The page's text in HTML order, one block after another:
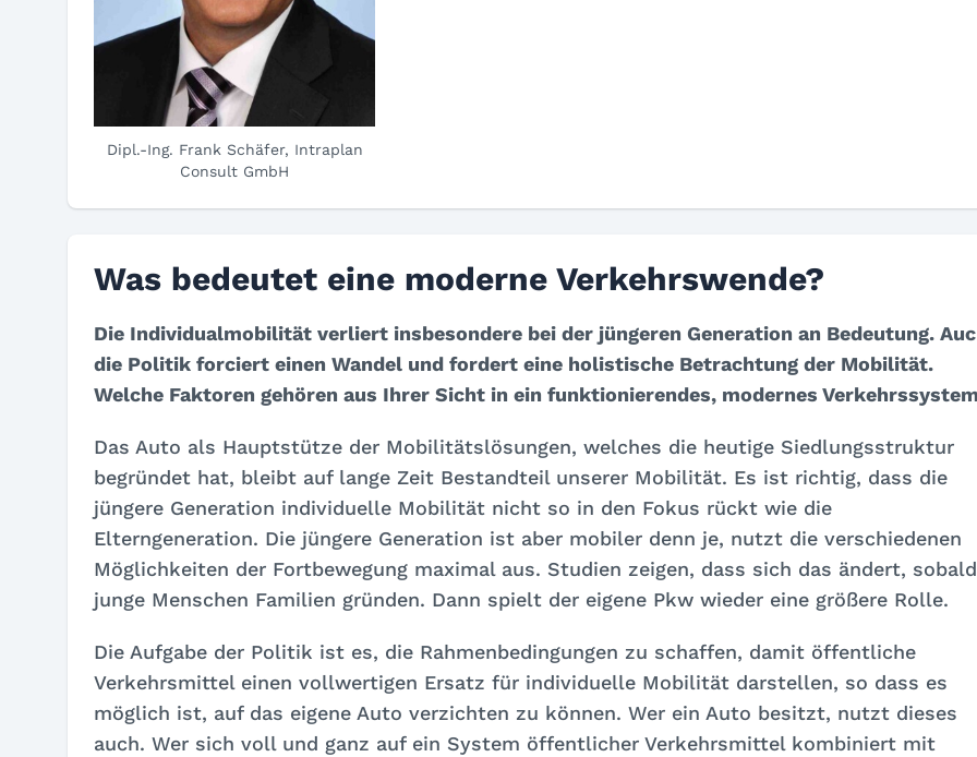
Dipl.-Ing. Frank Schäfer, Intraplan
Consult GmbH
Was bedeutet eine moderne Verkehrswende?
Die Individualmobilität verliert insbesondere bei der jüngeren Generation an Bedeutung.
die Politik forciert einen Wandel und fordert eine holistische Betrachtung der Mobilität.
Welche Faktoren gehören aus Ihrer Sicht in ein funktionierendes, modernes
Das Auto als Hauptstütze der Mobilitätslösungen, welches die heutige Siedlungsstruktur
begründet hat, bleibt auf lange Zeit Bestandteil unserer Mobilität. Es ist richtig, dass die
jüngere Generation individuelle Mobilität nicht so in den Fokus rückt wie die
Elterngeneration. Die jüngere Generation ist aber mobiler denn je, nutzt die verschiedenen
Möglichkeiten der Fortbewegung maximal aus. Studien zeigen, dass sich das ändert, sobald
junge Menschen Familien gründen. Dann spielt der eigene Pkw wieder eine größere Rolle.
Die Aufgabe der Politik ist es, die Rahmenbedingungen zu schaffen, damit öffentliche
Verkehrsmittel einen vollwertigen Ersatz für individuelle Mobilität darstellen, so dass es
möglich ist, auf das eigene Auto verzichten zu können. Wer ein Auto besitzt, nutzt dieses
auch. Wer sich voll und ganz auf ein System öffentlicher Verkehrsmittel kombiniert mit